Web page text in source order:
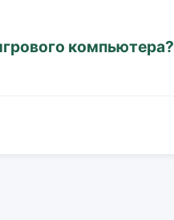
компьютера?